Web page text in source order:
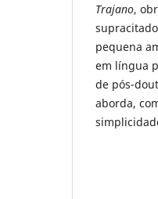
Trajano,
pequena
em língua
de pós-
aborda,